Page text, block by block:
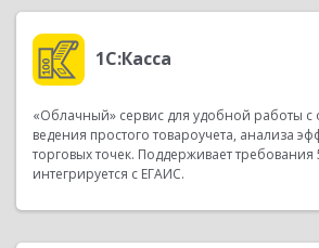
1С:Касса
«Облачный» сервис для удобной работы с
ведения простого товароучета, анализа
торговых точек. Поддерживает
интегрируется с ЕГАИС.